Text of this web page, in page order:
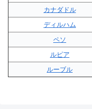
カナダドル
ディルハム
ペソ
ルピア
ルーブル